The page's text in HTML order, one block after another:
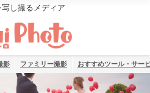
写し撮るメディア
影 ファミリー撮影 おすすめツール・サー